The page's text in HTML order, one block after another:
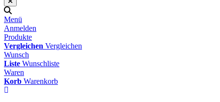
Menü
Anmelden
Produkte
Vergleichen Vergleichen
Wunsch
Liste Wunschliste
Waren
Korb Warenkorb